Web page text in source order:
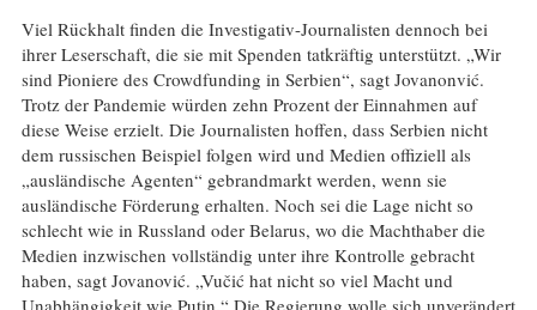
Viel Rückhalt finden die Investigativ-Journalisten dennoch bei
ihrer Leserschaft, die sie mit Spenden tatkräftig unterstützt. „Wir
sind Pioniere des Crowdfunding in Serbien“, sagt Jovanonvić.
Trotz der Pandemie würden zehn Prozent der Einnahmen auf
diese Weise erzielt. Die Journalisten hoffen, dass Serbien nicht
dem russischen Beispiel folgen wird und Medien offiziell als
„ausländische Agenten“ gebrandmarkt werden, wenn sie
ausländische Förderung erhalten. Noch sei die Lage nicht so
schlecht wie in Russland oder Belarus, wo die Machthaber die
Medien inzwischen vollständig unter ihre Kontrolle gebracht
haben, sagt Jovanović. „Vučić hat nicht so viel Macht und